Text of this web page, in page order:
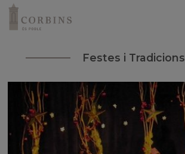
Festes i Tradicions